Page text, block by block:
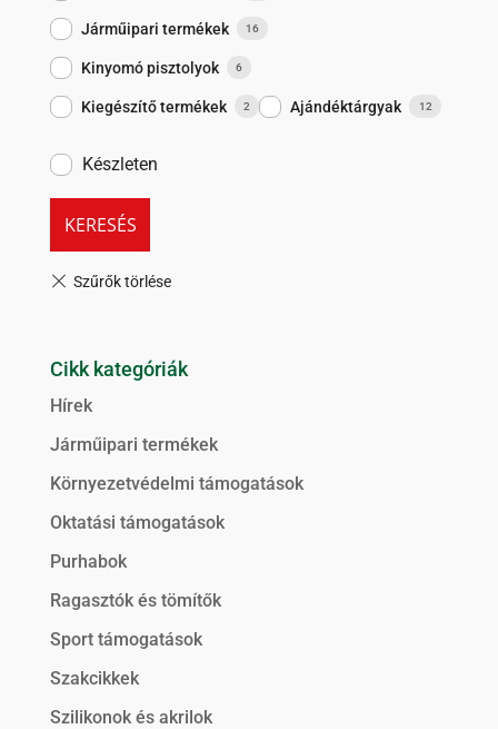
Járműipari termékek 16
Kinyomó pisztolyok 6
Kiegészítő termékek 2 Ajándéktárgyak 12
Készleten
KERESÉS
Cikk kategóriák
Hírek
Járműipari termékek
Környezetvédelmi támogatások
Oktatási támogatások
Purhabok
Ragasztók és tömítők
Sport támogatások
Szakcikkek
Szilikonok és akrilok